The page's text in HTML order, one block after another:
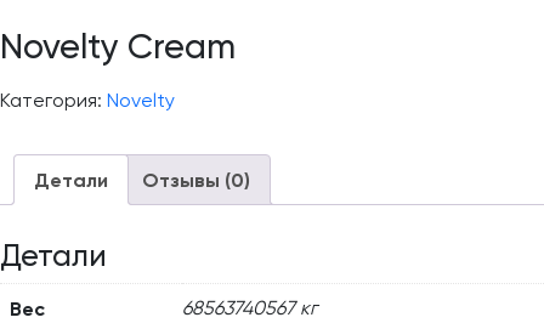
Novelty Cream
Категория: Novelty
Детали Отзывы (0)
Детали
Вес 68563740567 кг